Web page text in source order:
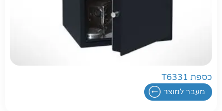
כספת T6331
מעבר למוצר